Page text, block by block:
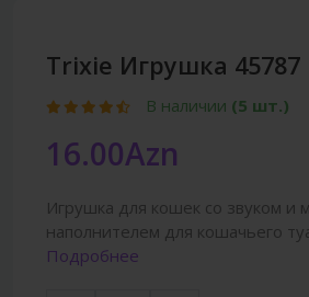
Trixie Игрушка 45787
В наличии (5 шт.)
16.00Azn
Игрушка для кошек со звуком и
наполнителем для кошачьего
Подробнее